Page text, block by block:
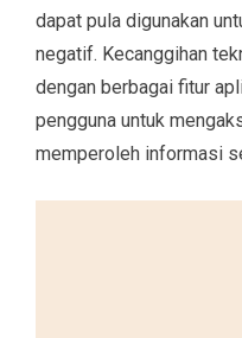
dapat pula digunakan
negatif. Kecanggihan
dengan berbagai fitur
pengguna untuk
memperoleh informasi